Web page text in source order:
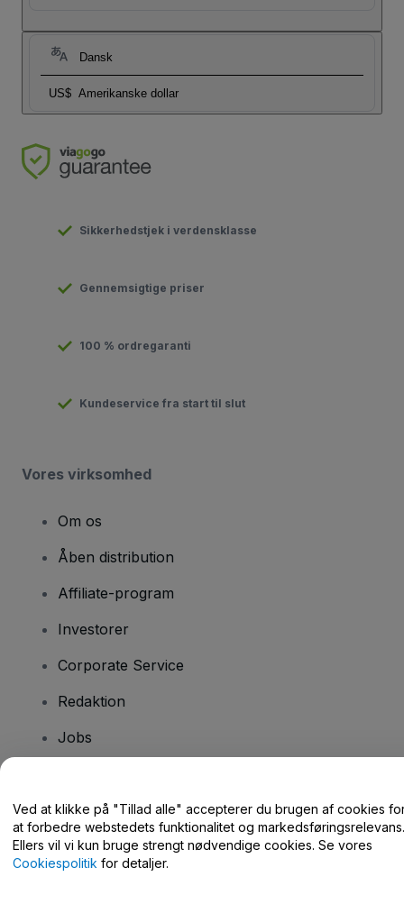
Dansk
US$ Amerikanske dollar
Sikkerhedstjek i verdensklasse
Gennemsigtige priser
100 % ordregaranti
Kundeservice fra start til slut
Vores virksomhed
Om os
Åben distribution
Affiliate-program
Investorer
Corporate Service
Redaktion
Jobs
Har du spørgsmål?
Hjælpecenter / Kontakt os
Ved at klikke på "Tillad alle" accepterer du brugen af cookies
at forbedre webstedets funktionalitet og markedsføringsrelevans.
Ellers vil vi kun bruge strengt nødvendige cookies. Se vores
Cookiespolitik for detaljer.